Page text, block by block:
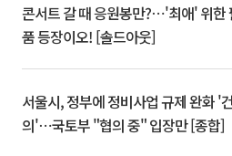
콘서트 갈 때 응원봉만?⋯'최애' 위한
품 등장이오! [솔드아웃]
서울시, 정부에 정비사업 규제 완화 '건
의'⋯국토부 "협의 중" 입장만 [종합]